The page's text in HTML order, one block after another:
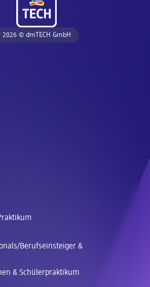
2026 © dmTECH GmbH
Berufseinsteiger &
& Schüler­praktikum